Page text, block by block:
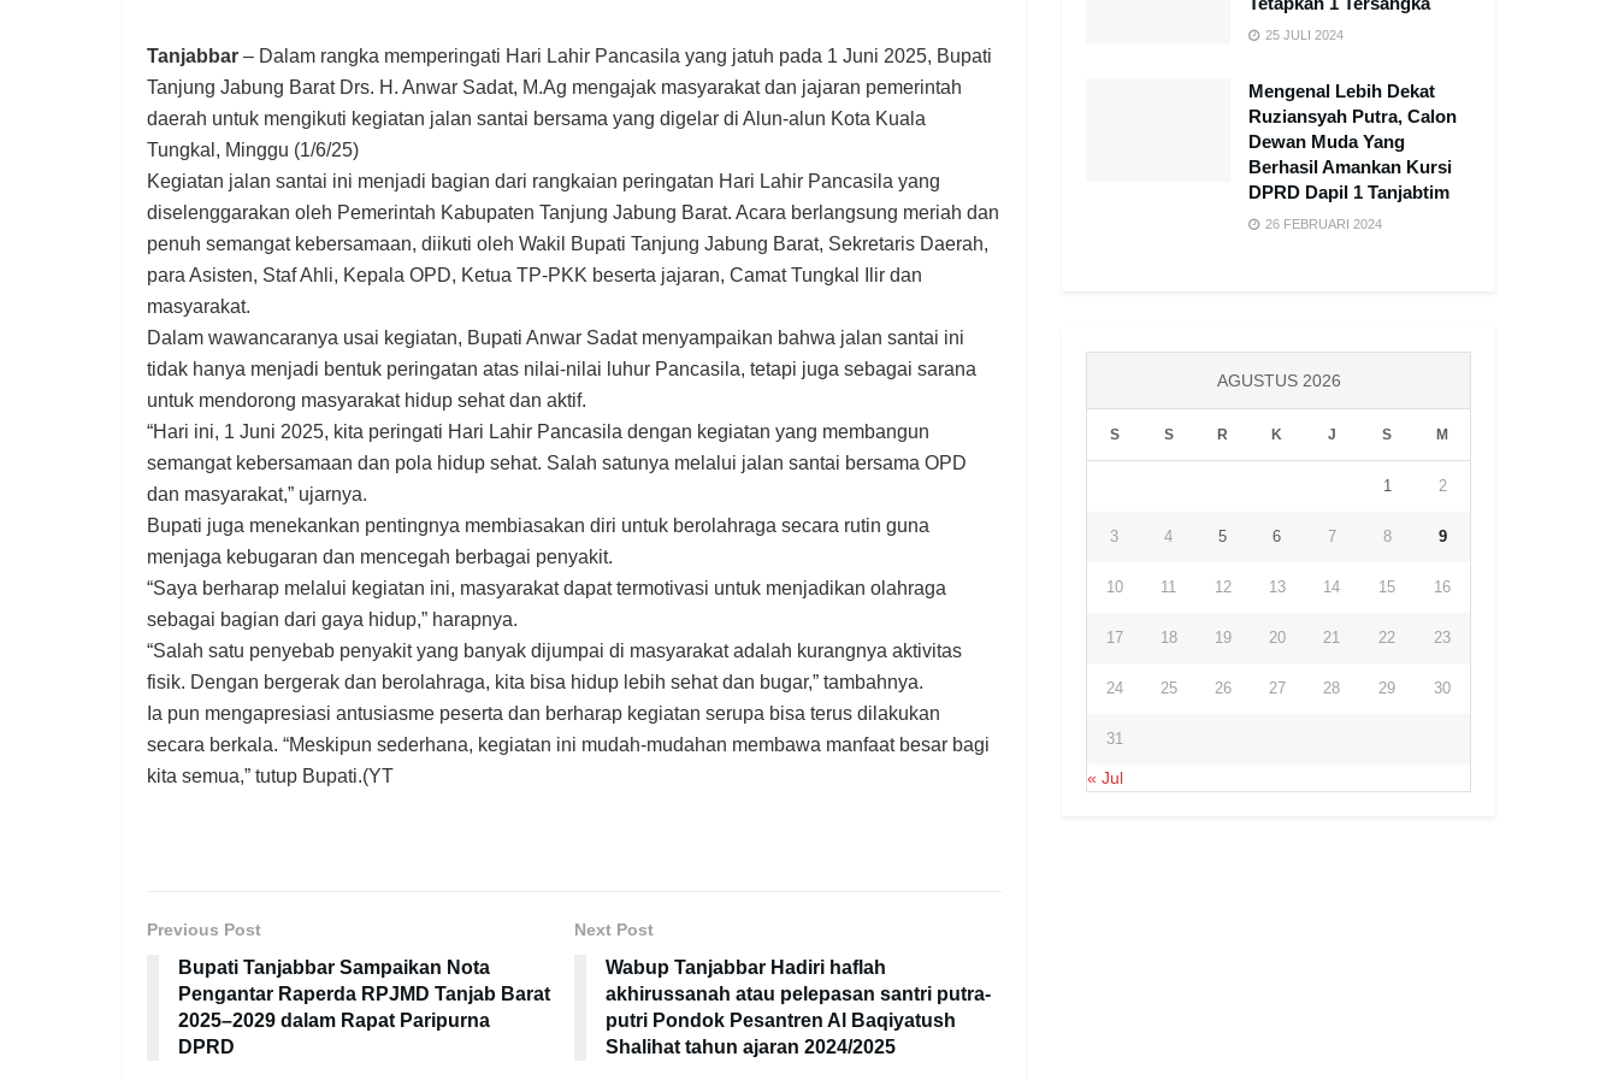
Tanjabbar – Dalam rangka memperingati Hari Lahir Pancasila yang jatuh pada 1 Juni 2025, Bupati
Tanjung Jabung Barat Drs. H. Anwar Sadat, M.Ag mengajak masyarakat dan jajaran pemerintah
daerah untuk mengikuti kegiatan jalan santai bersama yang digelar di Alun-alun Kota Kuala
Tungkal, Minggu (1/6/25)
Kegiatan jalan santai ini menjadi bagian dari rangkaian peringatan Hari Lahir Pancasila yang
diselenggarakan oleh Pemerintah Kabupaten Tanjung Jabung Barat. Acara berlangsung meriah dan
penuh semangat kebersamaan, diikuti oleh Wakil Bupati Tanjung Jabung Barat, Sekretaris Daerah,
para Asisten, Staf Ahli, Kepala OPD, Ketua TP-PKK beserta jajaran, Camat Tungkal Ilir dan
masyarakat.
Dalam wawancaranya usai kegiatan, Bupati Anwar Sadat menyampaikan bahwa jalan santai ini
tidak hanya menjadi bentuk peringatan atas nilai-nilai luhur Pancasila, tetapi juga sebagai sarana
untuk mendorong masyarakat hidup sehat dan aktif.
“Hari ini, 1 Juni 2025, kita peringati Hari Lahir Pancasila dengan kegiatan yang membangun
semangat kebersamaan dan pola hidup sehat. Salah satunya melalui jalan santai bersama OPD
dan masyarakat,” ujarnya.
Bupati juga menekankan pentingnya membiasakan diri untuk berolahraga secara rutin guna
menjaga kebugaran dan mencegah berbagai penyakit.
“Saya berharap melalui kegiatan ini, masyarakat dapat termotivasi untuk menjadikan olahraga
sebagai bagian dari gaya hidup,” harapnya.
“Salah satu penyebab penyakit yang banyak dijumpai di masyarakat adalah kurangnya aktivitas
fisik. Dengan bergerak dan berolahraga, kita bisa hidup lebih sehat dan bugar,” tambahnya.
Ia pun mengapresiasi antusiasme peserta dan berharap kegiatan serupa bisa terus dilakukan
secara berkala. “Meskipun sederhana, kegiatan ini mudah-mudahan membawa manfaat besar bagi
kita semua,” tutup Bupati.(YT
Previous Post
Bupati Tanjabbar Sampaikan Nota
Pengantar Raperda RPJMD Tanjab Barat
2025–2029 dalam Rapat Paripurna
DPRD
Next Post
Wabup Tanjabbar Hadiri haflah
akhirussanah atau pelepasan santri putra-
putri Pondok Pesantren Al Baqiyatush
Shalihat tahun ajaran 2024/2025
25 JULI 2024
Mengenal Lebih Dekat
Ruziansyah Putra, Calon
Dewan Muda Yang
Berhasil Amankan Kursi
DPRD Dapil 1 Tanjabtim
26 FEBRUARI 2024
AGUSTUS 2026
S S R K J S M
1 2
3 4 5 6 7 8 9
10 11 12 13 14 15 16
17 18 19 20 21 22 23
24 25 26 27 28 29 30
31
« Jul